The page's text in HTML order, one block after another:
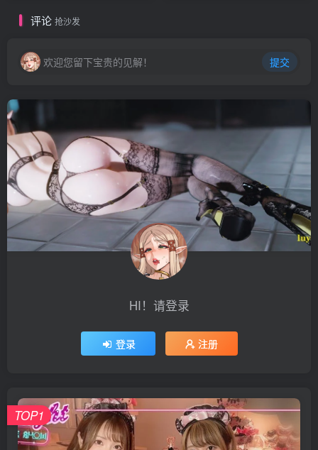
评论 抢沙发
欢迎您留下宝贵的见解！ 提交
HI！请登录
登录 注册
TOP1